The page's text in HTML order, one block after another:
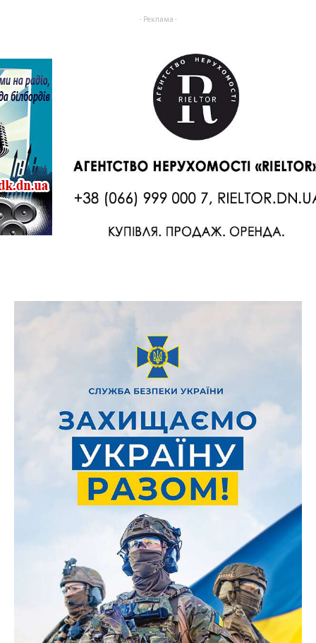
- Реклама -